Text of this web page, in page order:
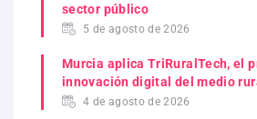
sector público
5 de agosto de 2026
Murcia aplica TriRuralTech, el
innovación digital del medio
4 de agosto de 2026